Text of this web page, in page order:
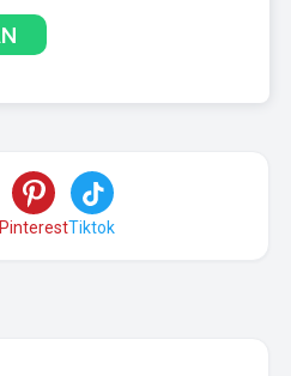
PinterestTiktok